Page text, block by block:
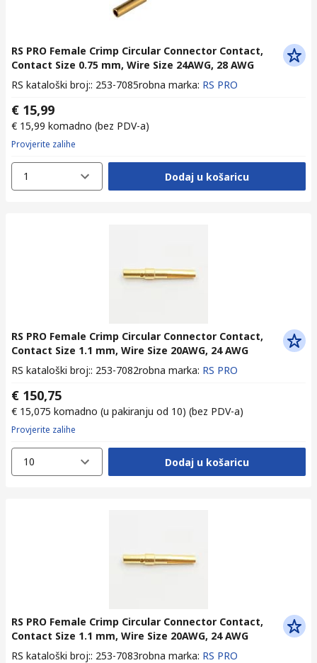
RS PRO Female Crimp Circular Connector Contact,
Contact Size 0.75 mm, Wire Size 24AWG, 28 AWG
RS kataloški broj:: 253-7085robna marka: RS PRO
€ 15,99
€ 15,99 komadno (bez PDV-a)
Provjerite zalihe
1 Dodaj u košaricu
RS PRO Female Crimp Circular Connector Contact,
Contact Size 1.1 mm, Wire Size 20AWG, 24 AWG
RS kataloški broj:: 253-7082robna marka: RS PRO
€ 150,75
€ 15,075 komadno (u pakiranju od 10) (bez PDV-a)
Provjerite zalihe
10 Dodaj u košaricu
RS PRO Female Crimp Circular Connector Contact,
Contact Size 1.1 mm, Wire Size 20AWG, 24 AWG
RS kataloški broj:: 253-7083robna marka: RS PRO